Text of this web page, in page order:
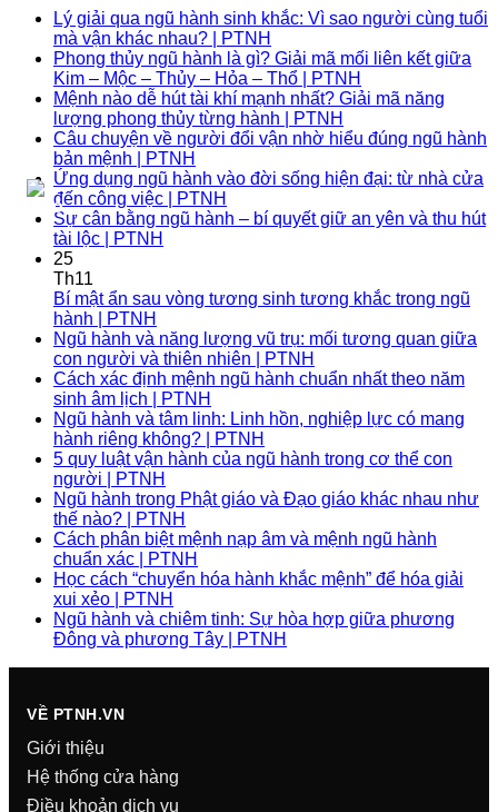
Lý giải qua ngũ hành sinh khắc: Vì sao người cùng tuổi
mà vận khác nhau? | PTNH
Phong thủy ngũ hành là gì? Giải mã mối liên kết giữa
Kim – Mộc – Thủy – Hỏa – Thổ | PTNH
Mệnh nào dễ hút tài khí mạnh nhất? Giải mã năng
lượng phong thủy từng hành | PTNH
Câu chuyện về người đổi vận nhờ hiểu đúng ngũ hành
bản mệnh | PTNH
Ứng dụng ngũ hành vào đời sống hiện đại: từ nhà cửa
đến công việc | PTNH
Sự cân bằng ngũ hành – bí quyết giữ an yên và thu hút
tài lộc | PTNH
25
Th11
Bí mật ẩn sau vòng tương sinh tương khắc trong ngũ
hành | PTNH
Ngũ hành và năng lượng vũ trụ: mối tương quan giữa
con người và thiên nhiên | PTNH
Cách xác định mệnh ngũ hành chuẩn nhất theo năm
sinh âm lịch | PTNH
Ngũ hành và tâm linh: Linh hồn, nghiệp lực có mang
hành riêng không? | PTNH
5 quy luật vận hành của ngũ hành trong cơ thể con
người | PTNH
Ngũ hành trong Phật giáo và Đạo giáo khác nhau như
thế nào? | PTNH
Cách phân biệt mệnh nạp âm và mệnh ngũ hành
chuẩn xác | PTNH
Học cách “chuyển hóa hành khắc mệnh” để hóa giải
xui xẻo | PTNH
Ngũ hành và chiêm tinh: Sự hòa hợp giữa phương
Đông và phương Tây | PTNH
VỀ PTNH.VN
Giới thiệu
Hệ thống cửa hàng
Điều khoản dịch vụ